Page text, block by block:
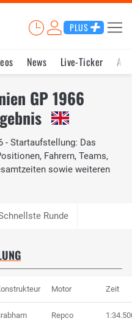
PLUS
News Live-Ticker
GP 1966
- Startaufstellung: Das
Fahrern, Teams,
sowie weiteren
Runde
Motor Zeit
Repco